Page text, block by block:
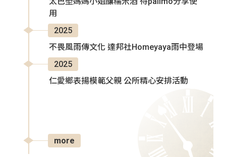
用
2025
不畏風雨傳文化 達邦社Homeyaya雨中登場
2025
仁愛鄉表揚模範父親 公所精心安排活動
more